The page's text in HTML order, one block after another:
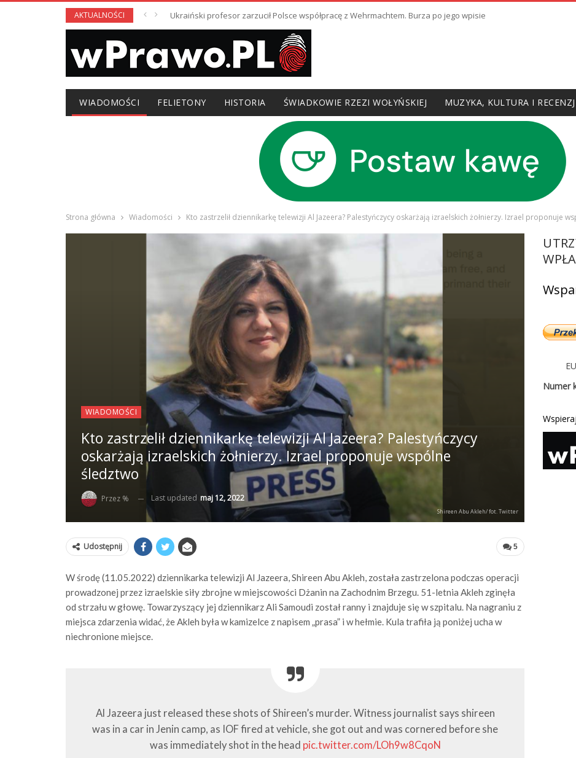
AKTUALNOŚCI Ukraiński profesor zarzucił Polsce współpracę z Wehrmachtem. Burza po jego wpisie
WIADOMOŚCI FELIETONY HISTORIA ŚWIADKOWIE RZEZI WOŁYŃSKIEJ MUZYKA, KULTURA I
Strona główna Wiadomości Kto zastrzelił dziennikarkę telewizji Al Jazeera? Palestyńczycy oskarżają izraelskich żołnierzy. Izrael proponuje
WIADOMOŚCI
Kto zastrzelił dziennikarkę telewizji Al Jazeera? Palestyńczycy
oskarżają izraelskich żołnierzy. Izrael proponuje wspólne
śledztwo
Przez % Last updated maj 12, 2022
Shireen Abu Akleh/ fot. Twitter
5
Udostępnij
W środę (11.05.2022) dziennikarka telewizji Al Jazeera, Shireen Abu Akleh, została zastrzelona podczas operacji
prowadzonej przez izraelskie siły zbrojne w miejscowości Dżanin na Zachodnim Brzegu. 51-letnia Akleh zginęła
od strzału w głowę. Towarzyszący jej dziennikarz Ali Samoudi został ranny i znajduje się w szpitalu. Na nagraniu z
miejsca zdarzenia widać, że Akleh była w kamizelce z napisem „prasa” i w hełmie. Kula trafiła ją poniżej ucha w
niechronione miejsce.
Al Jazeera just released these shots of Shireen’s murder. Witness journalist says shireen
was in a car in Jenin camp, as IOF fired at vehicle, she got out and was cornered before she
was immediately shot in the head pic.twitter.com/LOh9w8CqoN
Numer